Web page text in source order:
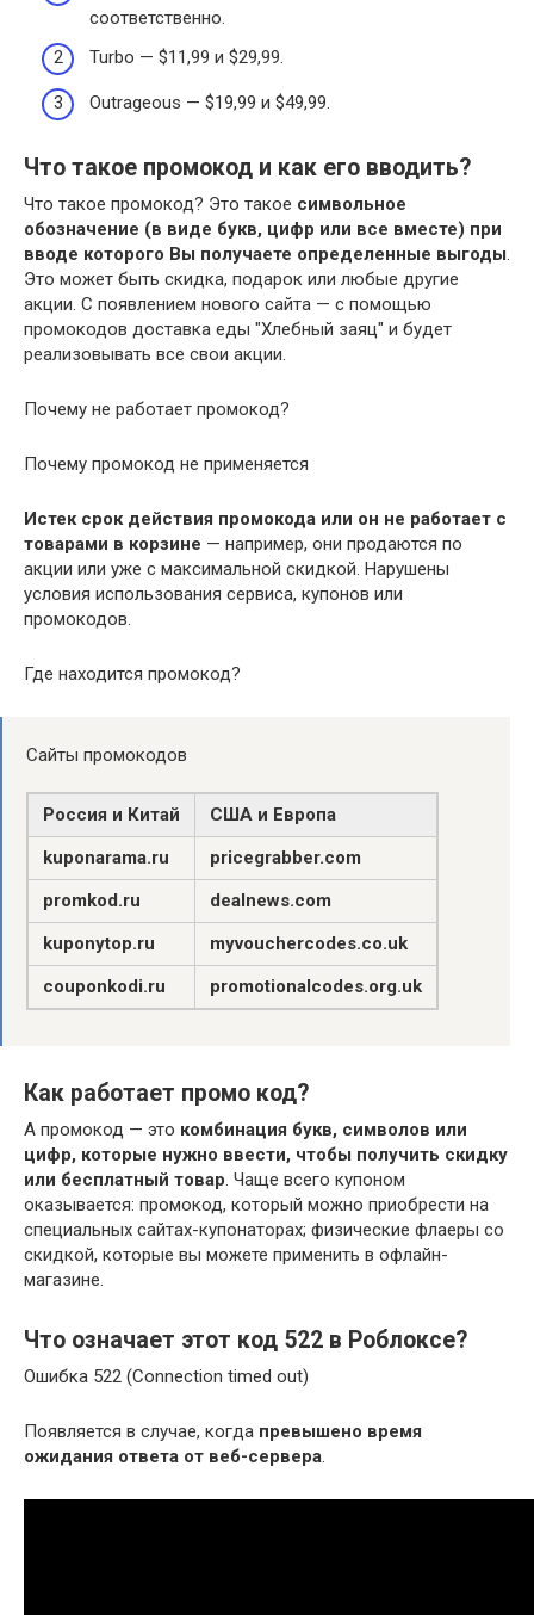
соответственно.
Turbo — $11,99 и $29,99.
Outrageous — $19,99 и $49,99.
Что такое промокод и как его вводить?
Что такое промокод? Это такое символьное
обозначение (в виде букв, цифр или все вместе) при
вводе которого Вы получаете определенные выгоды
Это может быть скидка, подарок или любые другие
акции. С появлением нового сайта — с помощью
промокодов доставка еды "Хлебный заяц" и будет
реализовывать все свои акции.
Почему не работает промокод?
Почему промокод не применяется
Истек срок действия промокода или он не работает с
товарами в корзине — например, они продаются по
акции или уже с максимальной скидкой. Нарушены
условия использования сервиса, купонов или
промокодов.
Где находится промокод?
Сайты промокодов
Россия и Китай
США и Европа
kuponarama.ru
pricegrabber.com
promkod.ru
dealnews.com
kuponytop.ru
myvouchercodes.co.uk
couponkodi.ru
promotionalcodes.org.uk
Как работает промо код?
А промокод — это комбинация букв, символов или
цифр, которые нужно ввести, чтобы получить скидку
или бесплатный товар . Чаще всего купоном
оказывается: промокод, который можно приобрести на
специальных сайтах-купонаторах; физические флаеры со
скидкой, которые вы можете применить в офлайн-
магазине.
Что означает этот код 522 в Роблоксе?
Ошибка 522 (Connection timed out)
Появляется в случае, когда превышено время
ожидания ответа от веб-сервера